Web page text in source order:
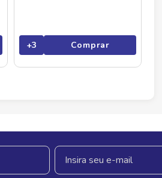
+3 Comprar